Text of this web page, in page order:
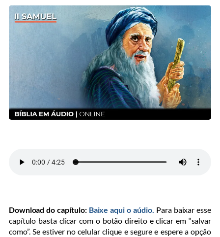
Download do capítulo: Baixe aqui o aúdio. Para baixar esse
capítulo basta clicar com o botão direito e clicar em “salvar
como”. Se estiver no celular clique e segure e espere a opção